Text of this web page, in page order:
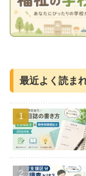
最近よく読ま